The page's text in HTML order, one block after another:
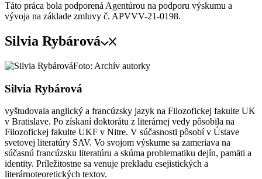
Táto práca bola podporená Agentúrou na podporu výskumu a
vývoja na základe zmluvy č. APVVV-21-0198.
Silvia Rybárová
Foto: Archív autorky
Silvia Rybárová
vyštudovala anglický a francúzsky jazyk na Filozofickej fakulte UK
v Bratislave. Po získaní doktorátu z literárnej vedy pôsobila na
Filozofickej fakulte UKF v Nitre. V súčasnosti pôsobí v Ústave
svetovej literatúry SAV. Vo svojom výskume sa zameriava na
súčasnú francúzsku literatúru a skúma problematiku dejín, pamäti a
identity. Príležitostne sa venuje prekladu esejistických a
literárnoteoretických textov.